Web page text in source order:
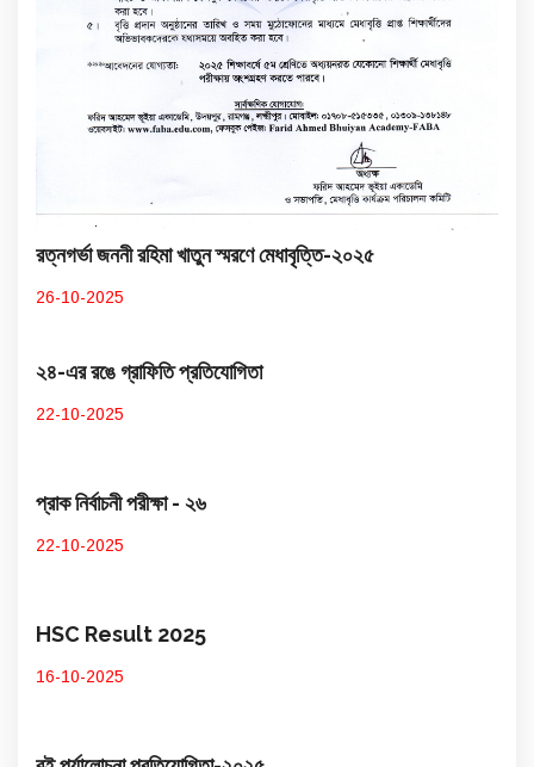
রত্নগর্ভা জননী রহিমা খাতুন স্মরণে মেধাবৃত্তি-২০২৫
26-10-2025
২৪-এর রঙে গ্রাফিতি প্রতিযোগিতা
22-10-2025
প্রাক নির্বাচনী পরীক্ষা - ২৬
22-10-2025
HSC Result 2025
16-10-2025